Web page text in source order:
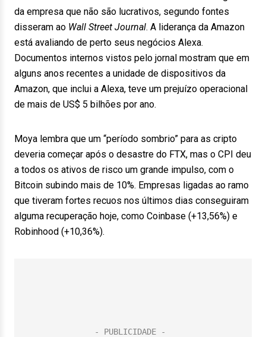
da empresa que não são lucrativos, segundo fontes
disseram ao Wall Street Journal. A liderança da Amazon
está avaliando de perto seus negócios Alexa.
Documentos internos vistos pelo jornal mostram que em
alguns anos recentes a unidade de dispositivos da
Amazon, que inclui a Alexa, teve um prejuízo operacional
de mais de US$ 5 bilhões por ano.
Moya lembra que um “período sombrio” para as cripto
deveria começar após o desastre do FTX, mas o CPI deu
a todos os ativos de risco um grande impulso, com o
Bitcoin subindo mais de 10%. Empresas ligadas ao ramo
que tiveram fortes recuos nos últimos dias conseguiram
alguma recuperação hoje, como Coinbase (+13,56%) e
Robinhood (+10,36%).